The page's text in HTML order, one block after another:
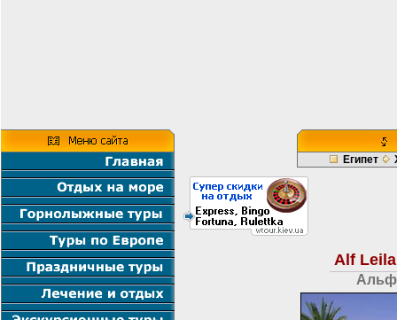
Египет
Alf
Альф